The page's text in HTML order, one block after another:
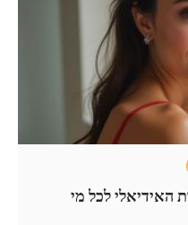
האידיאלי לכל מי